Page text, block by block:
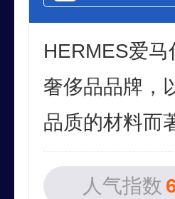
HERMES爱
奢侈品品牌，
品质的材料而
人气指数